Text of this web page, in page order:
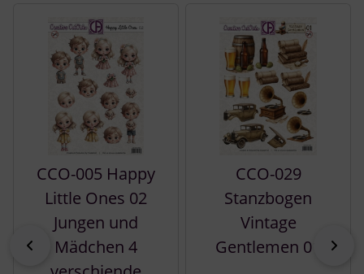
zurück
CCO-005 Happy
Little Ones 02
Jungen und
Mädchen 4
CCO-029
Stanzbogen
Vintage
Gentlemen 01